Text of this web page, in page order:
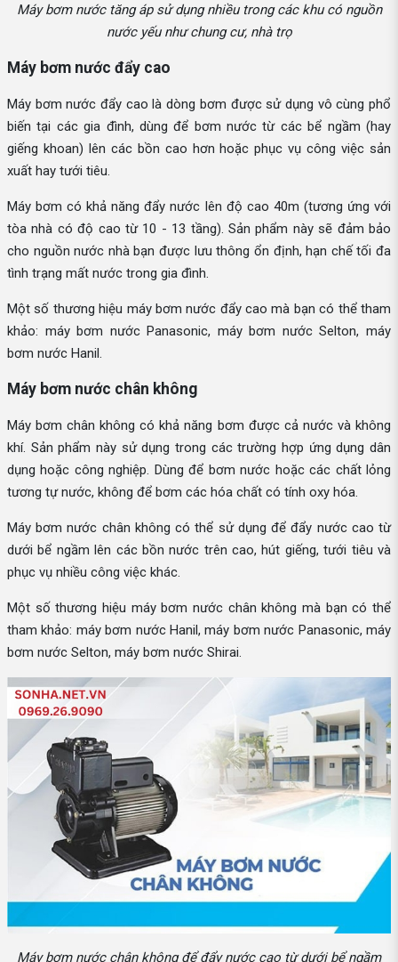
Máy bơm nước tăng áp sử dụng nhiều trong các khu có nguồn
nước yếu như chung cư, nhà trọ
Máy bơm nước đẩy cao
Máy bơm nước đẩy cao là dòng bơm được sử dụng vô cùng phổ
biến tại các gia đình, dùng để bơm nước từ các bể ngầm (hay
giếng khoan) lên các bồn cao hơn hoặc phục vụ công việc sản
xuất hay tưới tiêu.
Máy bơm có khả năng đẩy nước lên độ cao 40m (tương ứng với
tòa nhà có độ cao từ 10 - 13 tầng). Sản phẩm này sẽ đảm bảo
cho nguồn nước nhà bạn được lưu thông ổn định, hạn chế tối đa
tình trạng mất nước trong gia đình.
Một số thương hiệu máy bơm nước đẩy cao mà bạn có thể tham
khảo: máy bơm nước Panasonic, máy bơm nước Selton, máy
bơm nước Hanil.
Máy bơm nước chân không
Máy bơm chân không có khả năng bơm được cả nước và không
khí. Sản phẩm này sử dụng trong các trường hợp ứng dụng dân
dụng hoặc công nghiệp. Dùng để bơm nước hoặc các chất lỏng
tương tự nước, không để bơm các hóa chất có tính oxy hóa.
Máy bơm nước chân không có thể sử dụng để đẩy nước cao từ
dưới bể ngầm lên các bồn nước trên cao, hút giếng, tưới tiêu và
phục vụ nhiều công việc khác.
Một số thương hiệu máy bơm nước chân không mà bạn có thể
tham khảo: máy bơm nước Hanil, máy bơm nước Panasonic, máy
bơm nước Selton, máy bơm nước Shirai.
Máy bơm nước chân không để đẩy nước cao từ dưới bể ngầm